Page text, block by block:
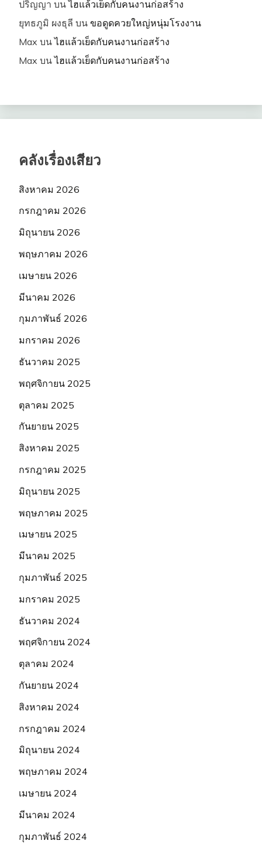
ปริญญา บนไฮแล้วเย็ดกับคนงานก่อสร้าง
ยุทธภูมิ ผงธุลี บน ขอดูดควยใหญ่หนุ่มโรงงาน
Max บนไฮแล้วเย็ดกับคนงานก่อสร้าง
Max บนไฮแล้วเย็ดกับคนงานก่อสร้าง
คลังเรื่องเสียว
สิงหาคม 2026
กรกฎาคม 2026
มิถุนายน 2026
พฤษภาคม 2026
เมษายน 2026
มีนาคม 2026
กุมภาพันธ์ 2026
มกราคม 2026
ธันวาคม 2025
พฤศจิกายน 2025
ตุลาคม 2025
กันยายน 2025
สิงหาคม 2025
กรกฎาคม 2025
มิถุนายน 2025
พฤษภาคม 2025
เมษายน 2025
มีนาคม 2025
กุมภาพันธ์ 2025
มกราคม 2025
ธันวาคม 2024
พฤศจิกายน 2024
ตุลาคม 2024
กันยายน 2024
สิงหาคม 2024
กรกฎาคม 2024
มิถุนายน 2024
พฤษภาคม 2024
เมษายน 2024
มีนาคม 2024
กุมภาพันธ์ 2024